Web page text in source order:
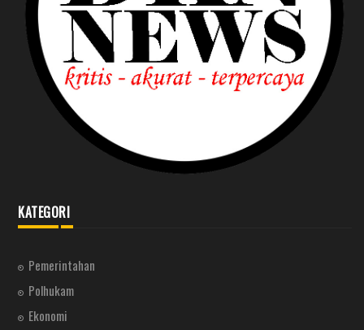
KATEGORI
Pemerintahan
Polhukam
Ekonomi